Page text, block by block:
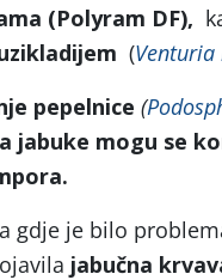
(Polyram DF),
(
pepelnice (
jabuke mogu se
gdje je bilo
jabučna